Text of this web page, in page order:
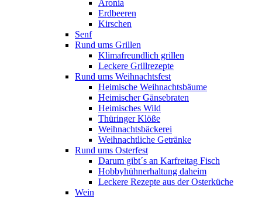
Aronia
Erdbeeren
Kirschen
Senf
Rund ums Grillen
Klimafreundlich grillen
Leckere Grillrezepte
Rund ums Weihnachtsfest
Heimische Weihnachtsbäume
Heimischer Gänsebraten
Heimisches Wild
Thüringer Klöße
Weihnachtsbäckerei
Weihnachtliche Getränke
Rund ums Osterfest
Darum gibt´s an Karfreitag Fisch
Hobbyhühnerhaltung daheim
Leckere Rezepte aus der Osterküche
Wein